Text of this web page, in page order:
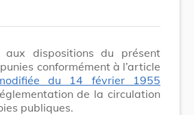
aux dispositions du présent
conformément à l’article
du 14 février 1955
de la circulation
publiques.